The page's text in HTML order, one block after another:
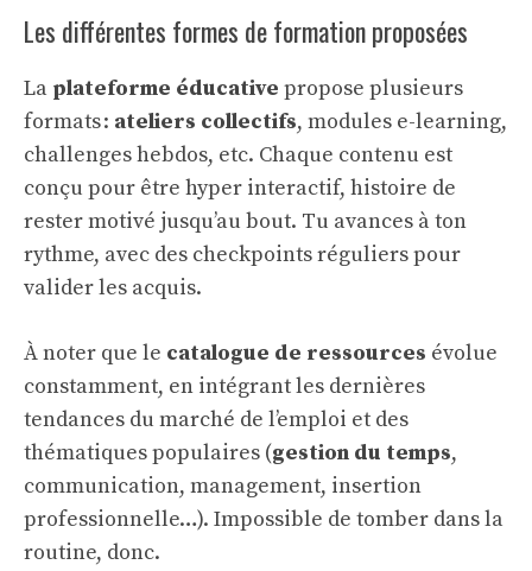
Les différentes formes de formation proposées
La plateforme éducative propose plusieurs
formats : ateliers collectifs, modules e-learning,
challenges hebdos, etc. Chaque contenu est
conçu pour être hyper interactif, histoire de
rester motivé jusqu’au bout. Tu avances à ton
rythme, avec des checkpoints réguliers pour
valider les acquis.
À noter que le catalogue de ressources évolue
constamment, en intégrant les dernières
tendances du marché de l’emploi et des
thématiques populaires (gestion du temps,
communication, management, insertion
professionnelle…). Impossible de tomber dans la
routine, donc.